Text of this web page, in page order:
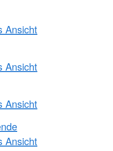
Ansicht
Ansicht
Ansicht
Ansicht